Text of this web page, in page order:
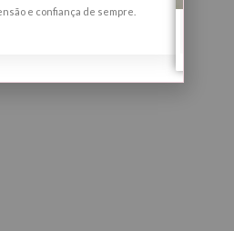
e confiança de sempre.